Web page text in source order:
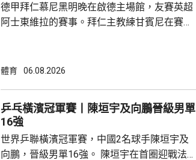
德甲拜仁慕尼黑明晚在啟德主場館，友賽英超
阿士東維拉的賽事。拜仁主教練甘賓尼在賽前
球隊本身整體能力。他表示，明天將會以爭勝
門將紐亞，將會擔任隊長。 被問到新賽季目
標，甘賓尼說，會爭取歐聯奪標，要達到這目
標，每位球員必須具備實力，在夏季轉會窗...
體育 06.08.2026
乒乓橫濱冠軍賽丨陳垣宇及向鵬晉級男單
16強
世界乒聯橫濱冠軍賽，中國2名球手陳垣宇及
向鵬，晉級男單16強。 陳垣宇在首圈迎戰法